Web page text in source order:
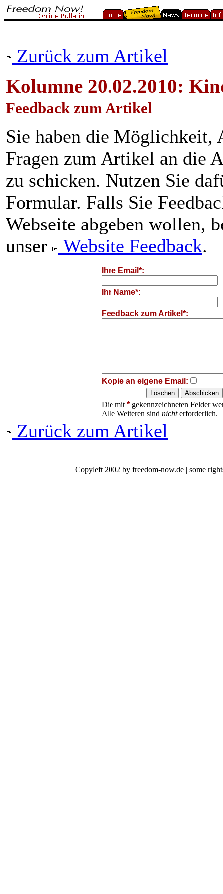
Zurück zum Artikel
Kolumne 20.02.2010:
Feedback zum Artikel
Sie haben die Möglichkeit,
Fragen zum Artikel an die
zu schicken. Nutzen Sie
Formular. Falls Sie
Webseite abgeben wollen,
unser
Website Feedback.
Ihre Email*:
Ihr Name*:
Feedback zum Artikel*:
Kopie an eigene Email:
Die mit *gekennzeichneten Felder
Alle Weiteren sind nichterforderlich.
Zurück zum Artikel
Copyleft 2002 by freedom-now.de | some